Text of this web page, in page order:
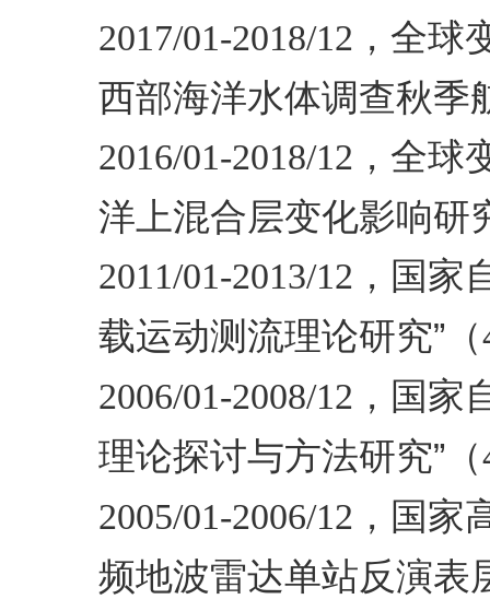
2017/01-2018/12 ，全球
西部海洋水体调查秋季
2016/01-2018/12 ，全球
洋上混合层变化影响研
2011/01-2013/12 ，国家
载运动测流理论研究”（
2006/01-2008/12 ，国家
理论探讨与方法研究”（
2005/01-2006/12 ，国家
频地波雷达单站反演表